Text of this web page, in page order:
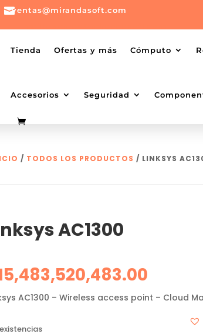
ventas@mirandasoft.com
mailto:ventas@mirandasoft.com
Tienda Ofertas y más Cómputo
Accesorios Seguridad
/ TODOS LOS PRODUCTOS / LINKSYS
AC1300
AC1300 – Wireless access point – Cloud